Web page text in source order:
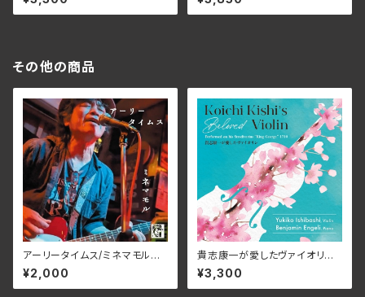
GNPR-1195(仕様:CD)
その他の商品
アーリータイムス/ミネマモル
SSRC-010(仕様:CD)
¥2,000
貴志康一が愛したヴァイオリン/
石橋幸子、 ベンジャミン・エンゲ
リ KRS-5627(仕様:CD)
¥3,300